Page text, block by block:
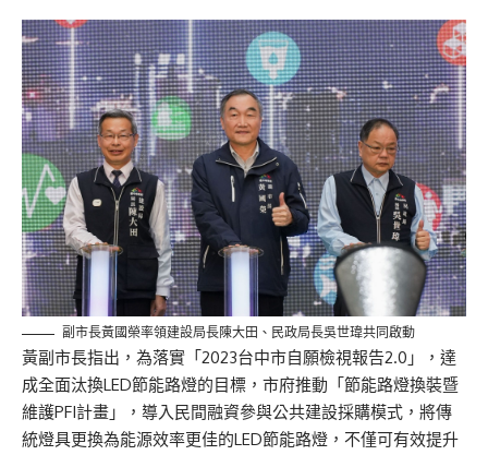
副市長黃國榮率領建設局長陳大田、民政局長吳世瑋共同啟動
黃副市長指出，為落實「2023台中市自願檢視報告2.0」，達
成全面汰換LED節能路燈的目標，市府推動「節能路燈換裝暨
維護PFI計畫」，導入民間融資參與公共建設採購模式，將傳
統燈具更換為能源效率更佳的LED節能路燈，不僅可有效提升